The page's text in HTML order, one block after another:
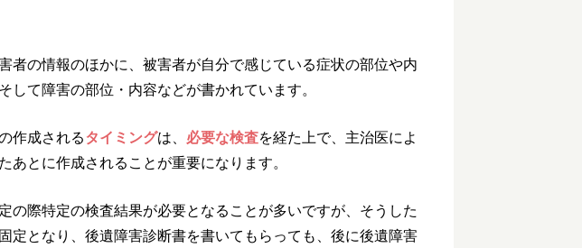
者の情報のほかに、被害者が自分で感じている症状の部位や内
して障害の部位・内容などが書かれています。
作成される タイミングは、 必要な検査を経た上で、主治医によ
あとに作成されることが重要になります。
の際特定の検査結果が必要となることが多いですが、そうした
定となり、後遺障害診断書を書いてもらっても、後に後遺障害